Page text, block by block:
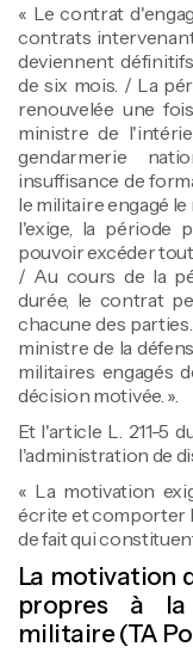
« Le contrat
contrats
deviennent
de six mois. / La
renouvelée une
ministre de
gendarmerie
insuffisance de
le militaire engagé
l'exige, la période
pouvoir excéder
/ Au cours de la
durée, le contrat
chacune des
ministre de la
militaires engagés
décision motivée. ».
Et l'article L. 211-5
l'administration de
« La motivation
écrite et comporter
de fait qui
La motivation
propres à la
militaire (TA